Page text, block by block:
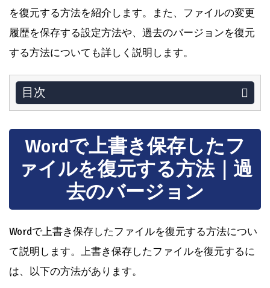
を復元する方法を紹介します。また、ファイルの変更
履歴を保存する設定方法や、過去のバージョンを復元
する方法についても詳しく説明します。
目次
Wordで上書き保存したフ
ァイルを復元する方法｜過
去のバージョン
Wordで上書き保存したファイルを復元する方法につい
て説明します。上書き保存したファイルを復元するに
は、以下の方法があります。